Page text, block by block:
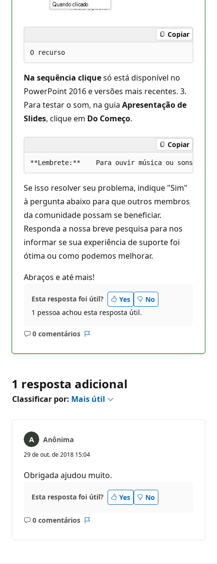
Copiar
Na sequência cliquesó está disponível no
PowerPoint 2016 e versões mais recentes. 3.
Para testar o som, na guia Apresentação de
Slides, clique em Do Começo.
Copiar
Se isso resolver seu problema, indique "Sim"
à pergunta abaixo para que outros membros
da comunidade possam se beneficiar.
Responda a nossa breve pesquisa para nos
informar se sua experiência de suporte foi
ótima ou como podemos melhorar.
Abraços e até mais!
Esta resposta foi útil? Yes
No
1 pessoa achou esta resposta útil.
0 comentários
Sem
1 resposta adicional
Classificar por: Mais útil
Anônima
29 de out. de 2018 15:04
Obrigada ajudou muito.
Esta resposta foi útil? Yes No
0 comentários
Sem